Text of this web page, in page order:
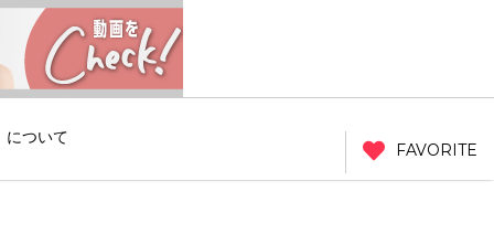
について
FAVORITE